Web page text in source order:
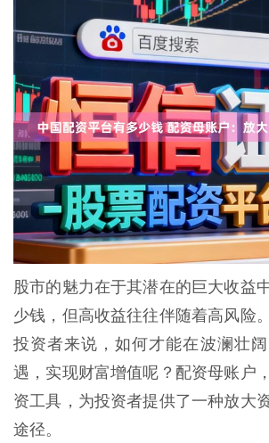
股市的魅力在于其潜在的巨大收益
少钱，但高收益往往伴随着高风险
投资者来说，如何才能在波澜壮
遇，实现财富增值呢？配资母账户
资工具，为投资者提供了一种放大
途径。